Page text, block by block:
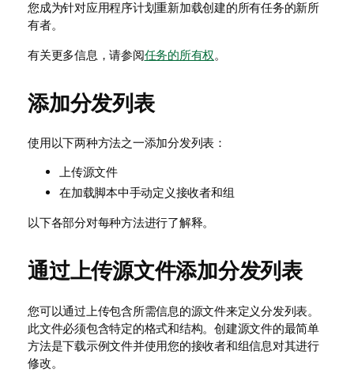
您成为针对应用程序计划重新加载创建的所有任务的新所
有者。
有关更多信息，请参阅任务的所有权。
添加分发列表
使用以下两种方法之一添加分发列表：
上传源文件
在加载脚本中手动定义接收者和组
以下各部分对每种方法进行了解释。
通过上传源文件添加分发列表
您可以通过上传包含所需信息的源文件来定义分发列表。
此文件必须包含特定的格式和结构。创建源文件的最简单
方法是下载示例文件并使用您的接收者和组信息对其进行
修改。